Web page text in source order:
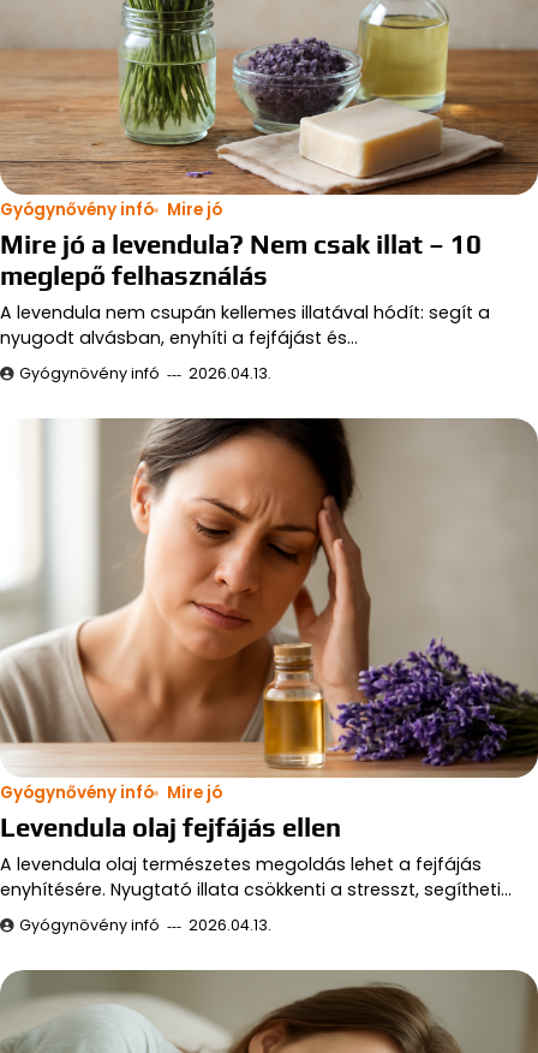
Gyógynővény infó Mire jó
Mire jó a levendula? Nem csak illat – 10
meglepő felhasználás
A levendula nem csupán kellemes illatával hódít: segít a
nyugodt alvásban, enyhíti a fejfájást és…
Gyógynövény infó 2026.04.13.
Gyógynővény infó Mire jó
Levendula olaj fejfájás ellen
A levendula olaj természetes megoldás lehet a fejfájás
enyhítésére. Nyugtató illata csökkenti a stresszt, segítheti…
Gyógynövény infó 2026.04.13.